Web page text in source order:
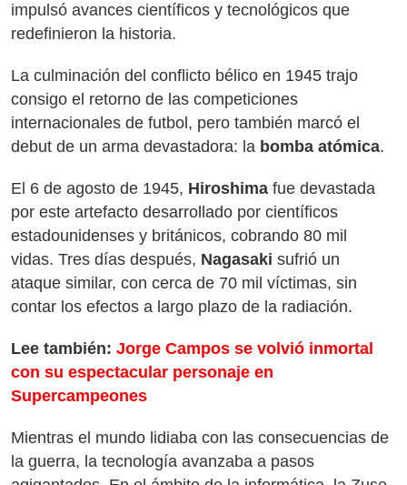
impulsó avances científicos y tecnológicos que
redefinieron la historia.
La culminación del conflicto bélico en 1945 trajo
consigo el retorno de las competiciones
internacionales de futbol, pero también marcó el
debut de un arma devastadora: la bomba atómica.
El 6 de agosto de 1945, Hiroshima fue devastada
por este artefacto desarrollado por científicos
estadounidenses y británicos, cobrando 80 mil
vidas. Tres días después, Nagasaki sufrió un
ataque similar, con cerca de 70 mil víctimas, sin
contar los efectos a largo plazo de la radiación.
Lee también: Jorge Campos se volvió inmortal
con su espectacular personaje en
Supercampeones
Mientras el mundo lidiaba con las consecuencias de
la guerra, la tecnología avanzaba a pasos